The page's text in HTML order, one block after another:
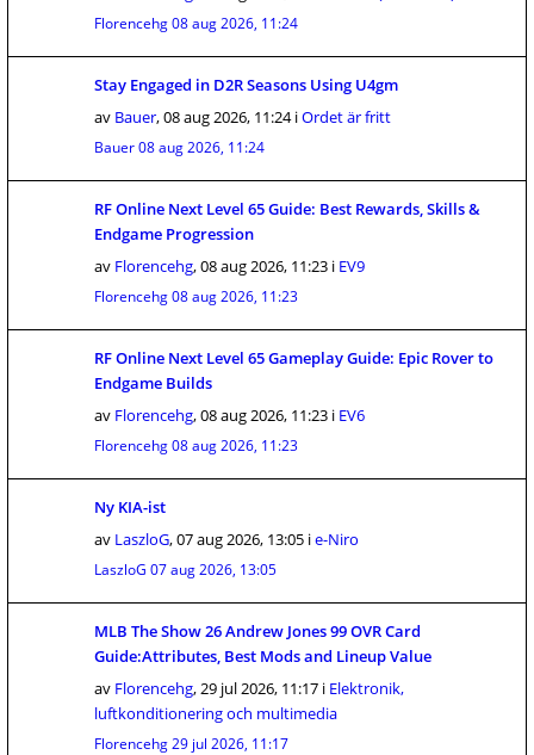
Florencehg08 aug 2026, 11:24
Stay Engaged in D2R Seasons Using U4gm
av Bauer,08 aug 2026, 11:24iOrdet är fritt
Bauer08 aug 2026, 11:24
RF Online Next Level 65 Guide: Best Rewards, Skills &
Endgame Progression
av Florencehg,08 aug 2026, 11:23 i EV9
Florencehg08 aug 2026, 11:23
RF Online Next Level 65 Gameplay Guide: Epic Rover to
Endgame Builds
av Florencehg,08 aug 2026, 11:23 i EV6
Florencehg08 aug 2026, 11:23
Ny KIA-ist
av LaszloG,07 aug 2026, 13:05 ie-Niro
LaszloG 07 aug 2026, 13:05
MLB The Show 26 Andrew Jones 99 OVR Card
Guide:Attributes, Best Mods and Lineup Value
av Florencehg,29 jul 2026, 11:17 i Elektronik,
luftkonditionering och multimedia
Florencehg29 jul 2026, 11:17